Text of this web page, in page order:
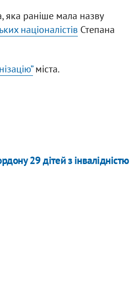
яка раніше мала назву
націоналістів Степана
міста.
29 дітей з інвалідністю